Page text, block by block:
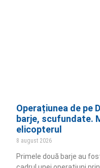
Operațiunea de pe
barje, scufundate.
elicopterul
8 august 2026
Primele două barje au